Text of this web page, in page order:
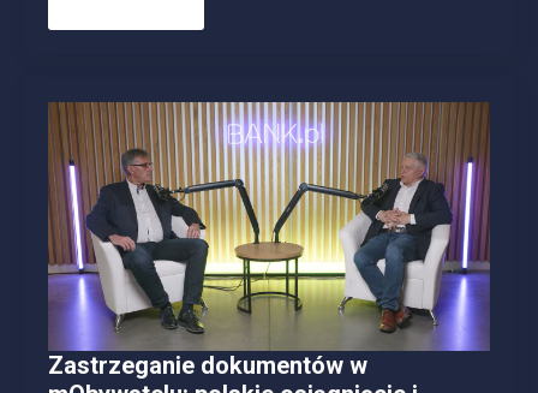
Zastrzeganie dokumentów w